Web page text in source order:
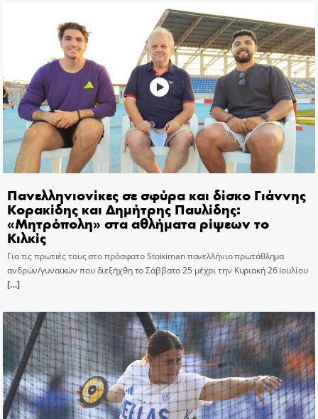
Πανελληνιονίκες σε σφύρα και δίσκο Γιάννης
Κορακίδης και Δημήτρης Παυλίδης:
«Μητρόπολη» στα αθλήματα ρίψεων το
Κιλκίς
Για τις πρωτιές τους στο πρόσφατο Stoiximan πανελλήνιο πρωτάθλημα
ανδρών/γυναικών που διεξήχθη το Σάββατο 25 μέχρι την Κυριακή 26 Ιουλίου
[…]